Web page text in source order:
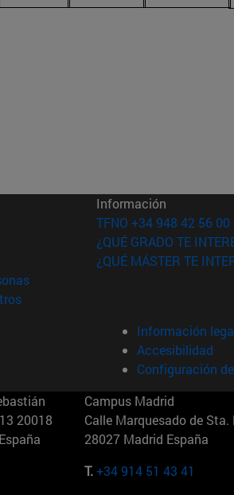
nueva ventana)
ventana)
en nueva ventana)
(abre en nueva ventana)
(abre en nueva ventana)
Información
TFNO +34 948 42 56 00
¿QUÉ GRADO TE
¿QUÉ MÁSTER TE
Información
Accesibilidad
Configuración
20018
Campus Madrid
Calle Marquesado de Sta.
28027 Madrid España
T.+34 914 51 43 41